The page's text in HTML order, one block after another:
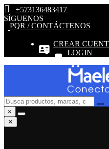
+573136483417
SÍGUENOS
PQR / CONTÁCTENOS
CREAR
LOGIN
×
✕